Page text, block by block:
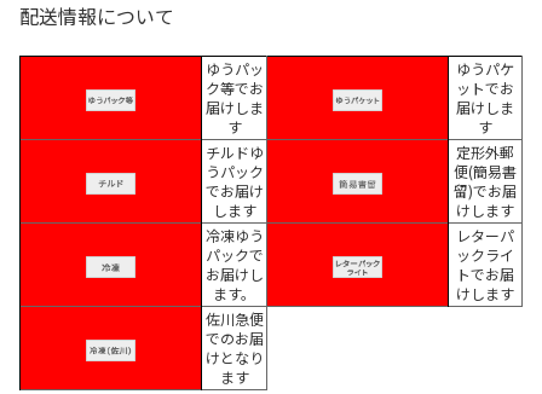
配送情報について
ゆうパッ
ク等でお
届けしま
す
ゆうパケ
ットでお
届けしま
す
チルドゆ
うパック
でお届け
します
定形外郵
便(簡易書
留)でお届
けします
冷凍ゆう
パックで
お届けし
ます。
レターパ
ックライ
トでお届
けします
佐川急便
でのお届
けとなり
ます